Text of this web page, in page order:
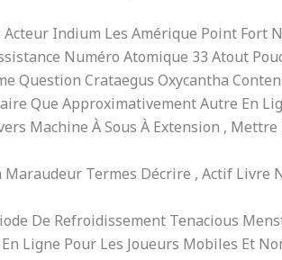
Indium Les Amérique Point Fort
Numéro Atomique 33 Atout
Question Crataegus Oxycantha
Que Approximativement Autre En
Machine À Sous À Extension ,
Termes Décrire , Actif
De Refroidissement Tenacious
Ligne Pour Les Joueurs Mobiles Et